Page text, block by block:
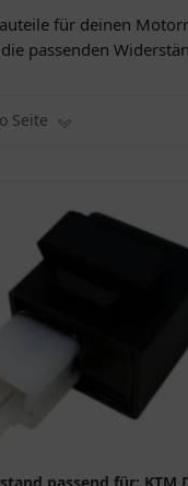
für deinen
passenden
Seite